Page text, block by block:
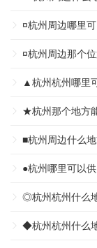
¤杭州周边哪里
¤杭州周边那个
▲杭州杭州哪里
★杭州那个地方
■杭州周边什么
●杭州哪里可以
◎杭州杭州什么
◆杭州杭州什么